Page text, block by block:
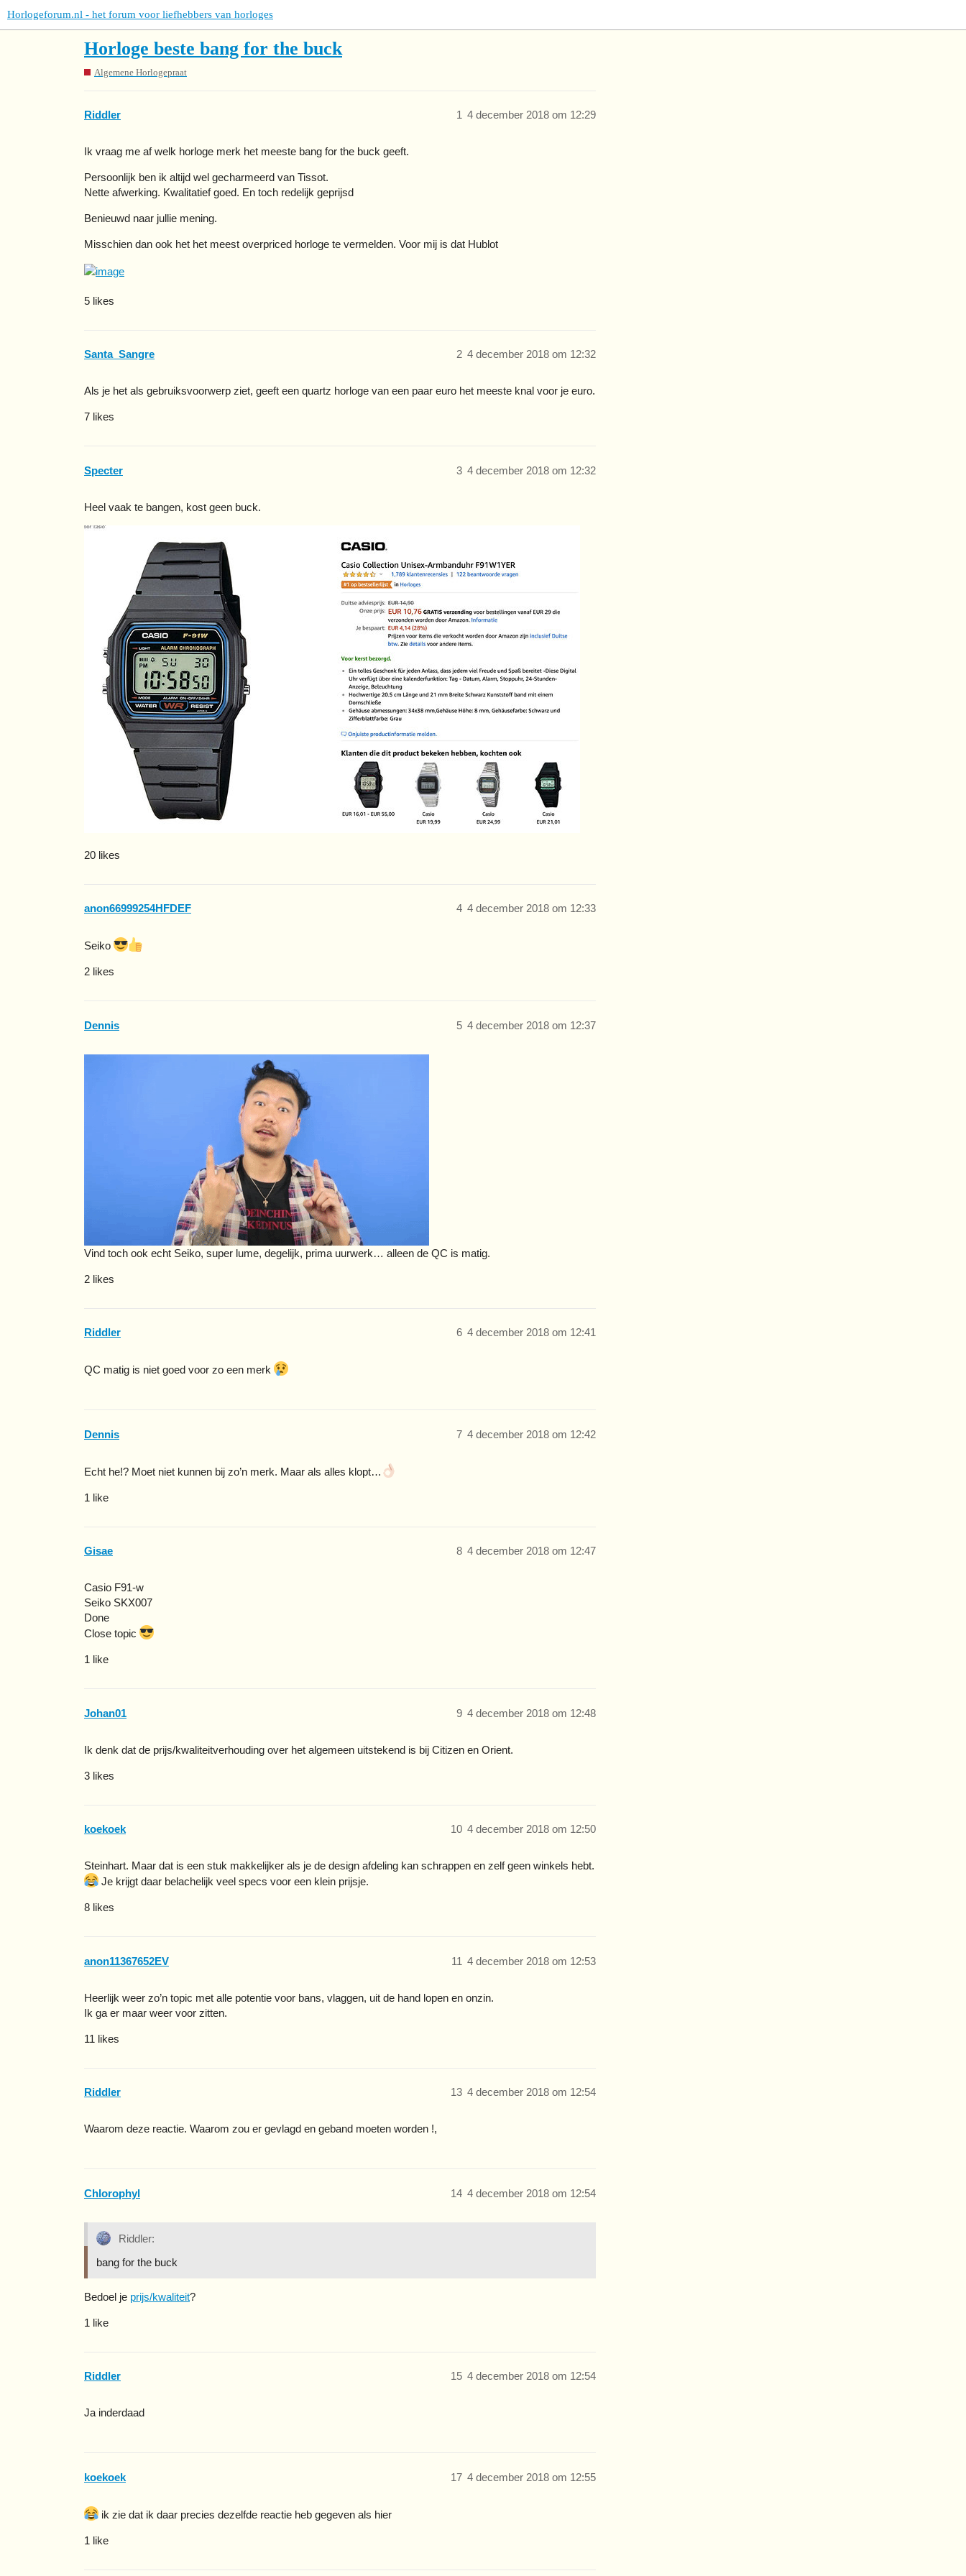
Horlogeforum.nl - het forum voor liefhebbers van horloges
Horloge beste bang for the buck
Algemene Horlogepraat
Riddler 4 december 2018 om 12:29
1
Ik vraag me af welk horloge merk het meeste bang for the buck geeft.
Persoonlijk ben ik altijd wel gecharmeerd van Tissot.
Nette afwerking. Kwalitatief goed. En toch redelijk geprijsd
Benieuwd naar jullie mening.
Misschien dan ook het het meest overpriced horloge te vermelden. Voor mij is dat Hublot
5 likes
Santa_Sangre 4 december 2018 om 12:32
2
Als je het als gebruiksvoorwerp ziet, geeft een quartz horloge van een paar euro het meeste knal voor je euro.
7 likes
Specter 4 december 2018 om 12:32
3
Heel vaak te bangen, kost geen buck.
20 likes
anon66999254HFDEF 4 december 2018 om 12:33
4
Seiko
2 likes
Dennis 4 december 2018 om 12:37
5
Vind toch ook echt Seiko, super lume, degelijk, prima uurwerk… alleen de QC is matig.
2 likes
Riddler 4 december 2018 om 12:41
6
QC matig is niet goed voor zo een merk
Dennis 4 december 2018 om 12:42
7
Echt he!? Moet niet kunnen bij zo’n merk. Maar als alles klopt…
1 like
Gisae 4 december 2018 om 12:47
8
Casio F91-w
Seiko SKX007
Done
Close topic
1 like
Johan01 4 december 2018 om 12:48
9
Ik denk dat de prijs/kwaliteitverhouding over het algemeen uitstekend is bij Citizen en Orient.
3 likes
koekoek 4 december 2018 om 12:50
10
Steinhart. Maar dat is een stuk makkelijker als je de design afdeling kan schrappen en zelf geen winkels hebt.
Je krijgt daar belachelijk veel specs voor een klein prijsje.
8 likes
anon11367652EV 4 december 2018 om 12:53
11
Heerlijk weer zo’n topic met alle potentie voor bans, vlaggen, uit de hand lopen en onzin.
Ik ga er maar weer voor zitten.
11 likes
Riddler 4 december 2018 om 12:54
13
Waarom deze reactie. Waarom zou er gevlagd en geband moeten worden !,
Chlorophyl 4 december 2018 om 12:54
14
Riddler:
bang for the buck
Bedoel je prijs/kwaliteit?
1 like
Riddler 4 december 2018 om 12:54
15
Ja inderdaad
koekoek 4 december 2018 om 12:55
17
ik zie dat ik daar precies dezelfde reactie heb gegeven als hier
1 like